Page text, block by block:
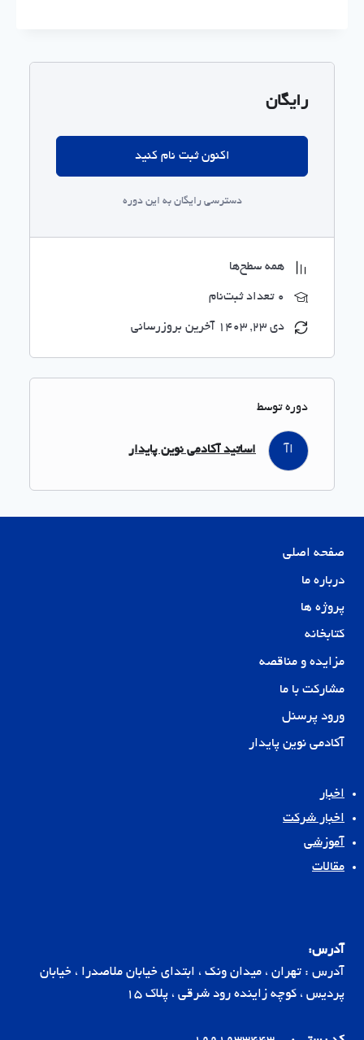
رایگان
اکنون ثبت نام کنید
دسترسی رایگان به این دوره
همه سطح‌ها
0 تعداد ثبت‌نام
دی 23, 1403 آخرین بروزرسانی
دوره توسط
اآ اساتید آکادمی نوین پایدار
صفحه اصلی
درباره ما
پروژه ها
کتابخانه
مزایده و مناقصه
مشارکت با ما
ورود پرسنل
آکادمی نوین پایدار
اخبار
اخبار شرکت
آموزشی
مقالات
آدرس:
آدرس : تهران ، میدان ونک ، ابتدای خیابان ملاصدرا ، خیابان
پردیس ، کوچه زاینده رود شرقی ، پلاک 15